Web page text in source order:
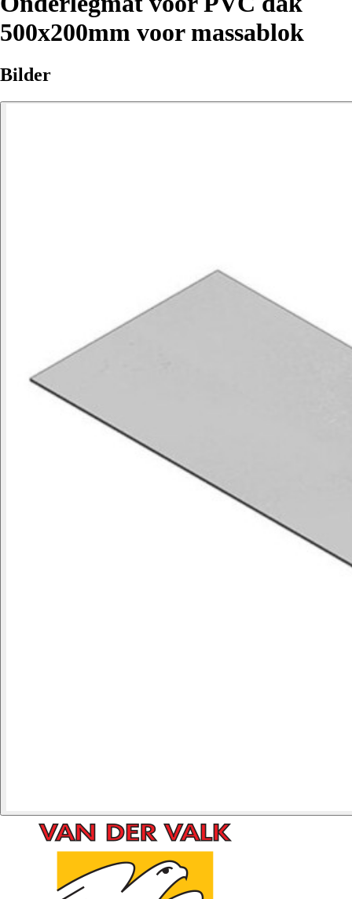
500x200mm voor massablok
Bilder